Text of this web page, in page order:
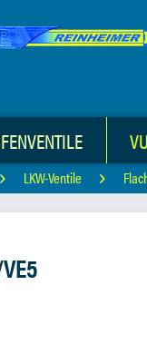
LKW-Ventile